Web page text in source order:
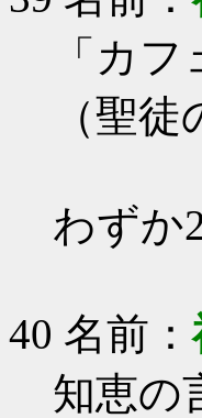
「カ
（聖
わずか
40 名前：
知恵の